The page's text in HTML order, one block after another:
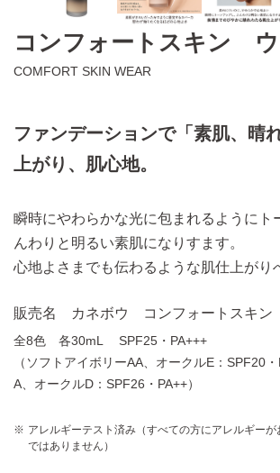
コンフォートスキン
COMFORT SKIN WEAR
ファンデーションで「素肌、晴
上がり、肌心地。
瞬時にやわらかな光に包まれるようにト
んわりと明るい素肌になりすます。
心地よさまでも伝わるような肌仕上がり
販売名 カネボウ コンフォートスキ
全8色 各30mL SPF25・PA+++
（ソフトアイボリーAA、オークルE：SPF20
A、オークルD：SPF26・PA++）
アレルギーテスト済み（すべての方にアレルギー
ではありません）